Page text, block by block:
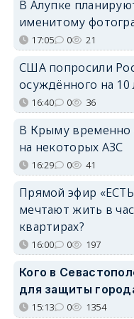
В Алупке
именитому
17:05 0 21
США попросили
осуждённого на 10
16:40 0 36
В Крыму временно
на некоторых АЗС
16:29 0 41
Прямой эфир
мечтают жить в
квартирах?
16:00 0 197
Кого в
для защиты
15:13 0 1354